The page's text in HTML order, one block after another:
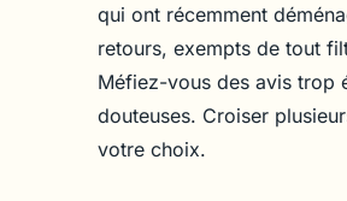
qui ont récemment
retours, exempts de tout
Méfiez-vous des avis trop
douteuses. Croiser
votre choix.